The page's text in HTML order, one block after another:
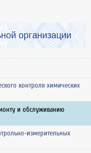
организации
контроля химических
и обслуживанию
измерительных